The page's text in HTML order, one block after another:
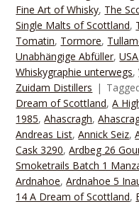
Fine Art of Whisky, The
Single Malts of Scottland,
Tomatin, Tormore,
Unabhängige Abfüller,USA
Whiskygraphie unterwegs,
Zuidam Distillers
Dream of Scottland,A
1985,Ahascragh,
Andreas List,Annick Seiz,
Cask 3290,Ardbeg 26
Smoketrails Batch 1
Ardnahoe,Ardnahoe 5
14 A Dream of Scottland,